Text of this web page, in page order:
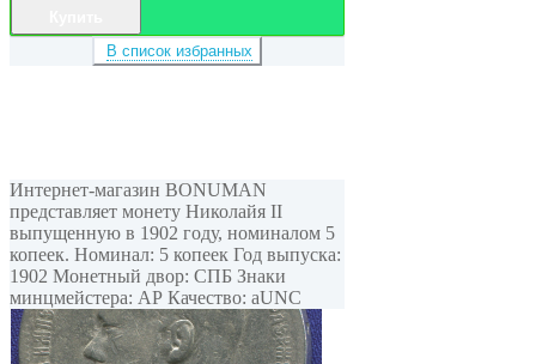
В список избранных
Интернет-магазин BONUMAN
представляет монету Николайя II
выпущенную в 1902 году, номиналом 5
копеек. Номинал: 5 копеек Год выпуска:
1902 Монетный двор: СПБ Знаки
минцмейстера: АР Качество: aUNC